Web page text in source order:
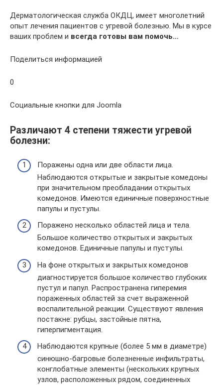
Дерматологическая служба ОКДЦ, имеет многолетний
опыт лечения пациентов с угревой болезнью. Мы в курсе
ваших проблем и всегда готовы вам помочь…
Поделиться информацией
0
Социальные кнопки для Joomla
Различают 4 степени тяжести угревой
болезни:
Поражены одна или две области лица.
Наблюдаются открытые и закрытые комедоны
при значительном преобладании открытых
комедонов. Имеются единичные поверхностные
папулы и пустулы.
Поражено несколько областей лица и тела.
Большое количество открытых и закрытых
комедонов. Единичные папулы и пустулы.
На фоне открытых и закрытых комедонов
диагностируется большое количество глубоких
пустул и папул. Распространена гиперемия
пораженных областей за счет выраженной
воспалительной реакции. Существуют явления
постакне: рубцы, застойные пятна,
гиперпигментация.
Наблюдаются крупные (более 5 мм в диаметре)
синюшно-багровые болезненные инфильтраты,
конглобатные элементы (нескольких крупных
узлов, расположенных рядом, соединенных